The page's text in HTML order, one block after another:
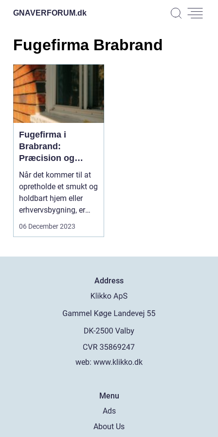
GNAVERFORUM.dk
Fugefirma Brabrand
Fugefirma i
Brabrand:
Præcision og
ekspertise
Når det kommer til at
opretholde et smukt og
holdbart hjem eller
erhvervsbygning, er
fugearbej...
06 December 2023
Address
web: www.klikko.dk
Menu
Ads
About Us